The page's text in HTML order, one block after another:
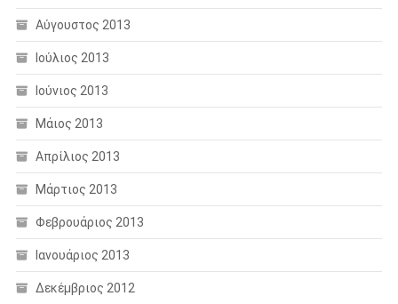
Αύγουστος 2013
Ιούλιος 2013
Ιούνιος 2013
Μάιος 2013
Απρίλιος 2013
Μάρτιος 2013
Φεβρουάριος 2013
Ιανουάριος 2013
Δεκέμβριος 2012